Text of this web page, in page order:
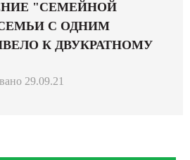
"СЕМЕЙНОЙ
С ОДНИМ
К ДВУКРАТНОМУ
29.09.21